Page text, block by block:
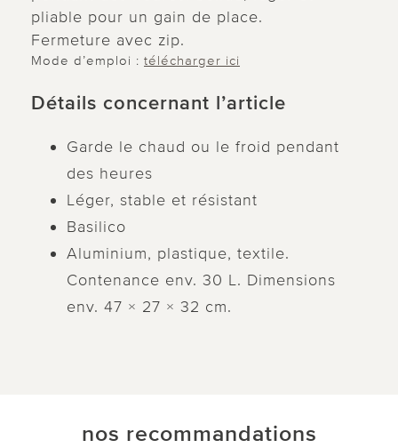
pliable pour un gain de place.
Fermeture avec zip.
Mode d’emploi : télécharger ici
Détails concernant l’article
Garde le chaud ou le froid pendant
des heures
Léger, stable et résistant
Basilico
Aluminium, plastique, textile.
Contenance env. 30 L. Dimensions
env. 47 × 27 × 32 cm.
nos recommandations